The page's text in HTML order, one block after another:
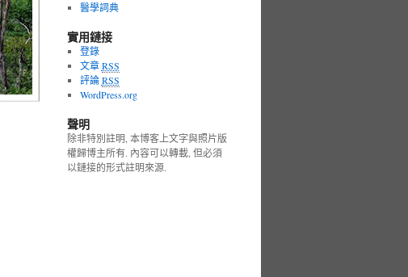
醫學詞典
實用鏈接
登錄
文章RSS
評論RSS
WordPress.org
聲明
除非特別註明, 本博客上文字與照片版
權歸博主所有. 內容可以轉載, 但必須
以鏈接的形式註明來源.